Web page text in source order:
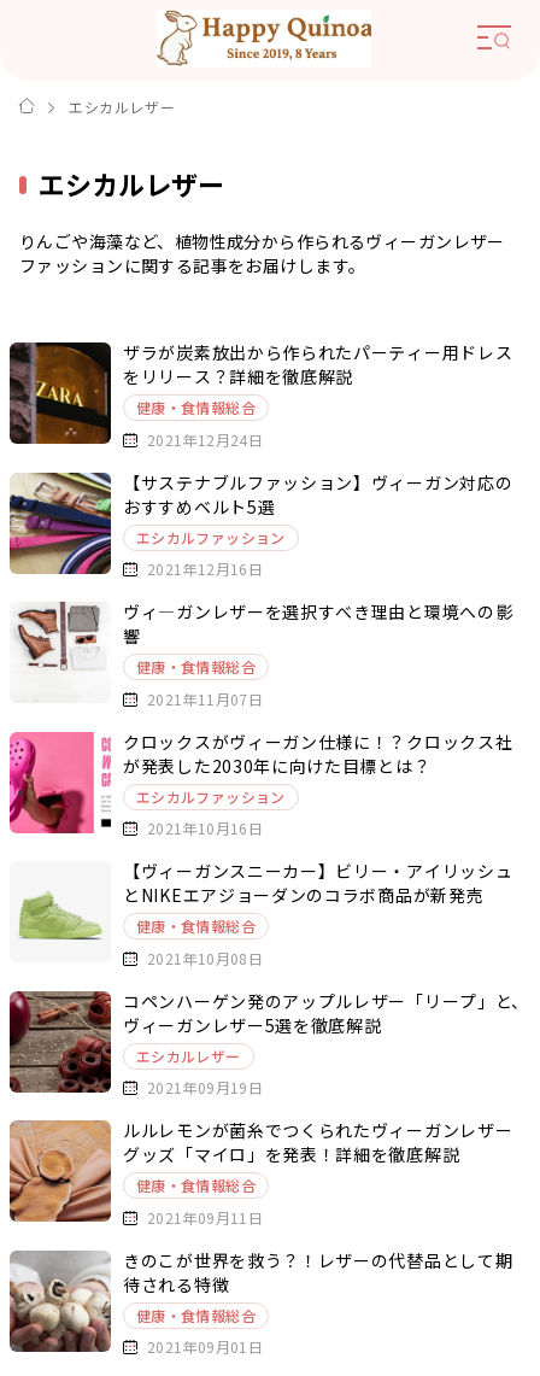
エシカルレザー
エシカルレザー
りんごや海藻など、植物性成分から作られるヴィーガンレザー
ファッションに関する記事をお届けします。
ザラが炭素放出から作られたパーティー用ドレス
をリリース？詳細を徹底解説
健康・食情報総合
2021年12月24日
【サステナブルファッション】ヴィーガン対応の
おすすめベルト5選
エシカルファッション
2021年12月16日
ヴィ―ガンレザーを選択すべき理由と環境への影
響
健康・食情報総合
2021年11月07日
クロックスがヴィーガン仕様に！？クロックス社
が発表した2030年に向けた目標とは？
エシカルファッション
2021年10月16日
【ヴィーガンスニーカー】ビリー・アイリッシュ
とNIKEエアジョーダンのコラボ商品が新発売
健康・食情報総合
2021年10月08日
コペンハーゲン発のアップルレザー「リープ」と、
ヴィーガンレザー5選を徹底解説
エシカルレザー
2021年09月19日
ルルレモンが菌糸でつくられたヴィーガンレザー
グッズ「マイロ」を発表！詳細を徹底解説
健康・食情報総合
2021年09月11日
きのこが世界を救う？！レザーの代替品として期
待される特徴
健康・食情報総合
2021年09月01日